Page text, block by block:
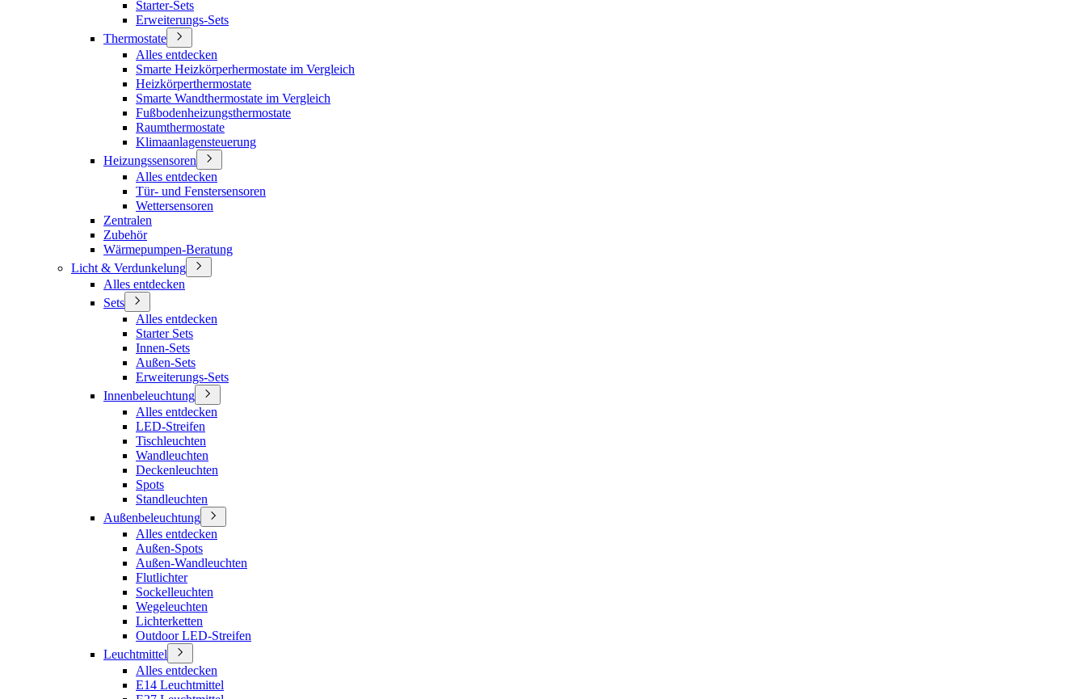
Starter-Sets
Erweiterungs-Sets
Thermostate
Alles entdecken
Smarte Heizkörperhermostate im Vergleich
Heizkörperthermostate
Smarte Wandthermostate im Vergleich
Fußbodenheizungsthermostate
Raumthermostate
Klimaanlagensteuerung
Heizungssensoren
Alles entdecken
Tür- und Fenstersensoren
Wettersensoren
Zentralen
Zubehör
Wärmepumpen-Beratung
Licht & Verdunkelung
Alles entdecken
Sets
Alles entdecken
Starter Sets
Innen-Sets
Außen-Sets
Erweiterungs-Sets
Innenbeleuchtung
Alles entdecken
LED-Streifen
Tischleuchten
Wandleuchten
Deckenleuchten
Spots
Standleuchten
Außenbeleuchtung
Alles entdecken
Außen-Spots
Außen-Wandleuchten
Flutlichter
Sockelleuchten
Wegeleuchten
Lichterketten
Outdoor LED-Streifen
Leuchtmittel
Alles entdecken
E14 Leuchtmittel